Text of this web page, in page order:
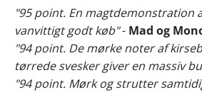
"95 point. En magtdemonstration
vanvittigt godt køb"- Mad og
"94 point. De mørke noter af
tørrede svesker giver en massiv
"94 point. Mørk og strutter